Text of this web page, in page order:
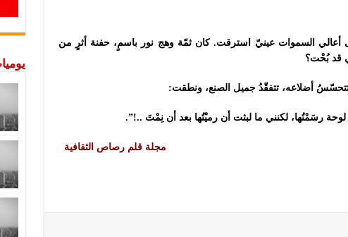
أعالي السموات عينيّ استرقت. كان ثمّة وهج نور باسمٍ، حفنة أثرٍ من
قد بُحْت؟
أضلاعه، تتفقّدُ جميل الصنع، ونطقت:
رسَمْتُها، لكنني ما لبثت أن رميْتُها بعد أن نِمْتَ ..!”.
مجلة قلم رصاص الثقافية